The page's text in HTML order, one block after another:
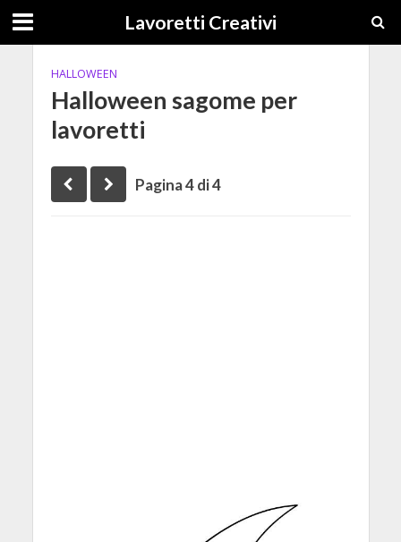
Lavoretti Creativi
HALLOWEEN
Halloween sagome per
lavoretti
Pagina 4 di 4